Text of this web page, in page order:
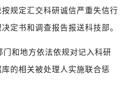
规定汇交科研诚信严重失信行
定书和调查报告报送科技部。
门和地方依法依规对记入科研
的相关被处理人实施联合惩